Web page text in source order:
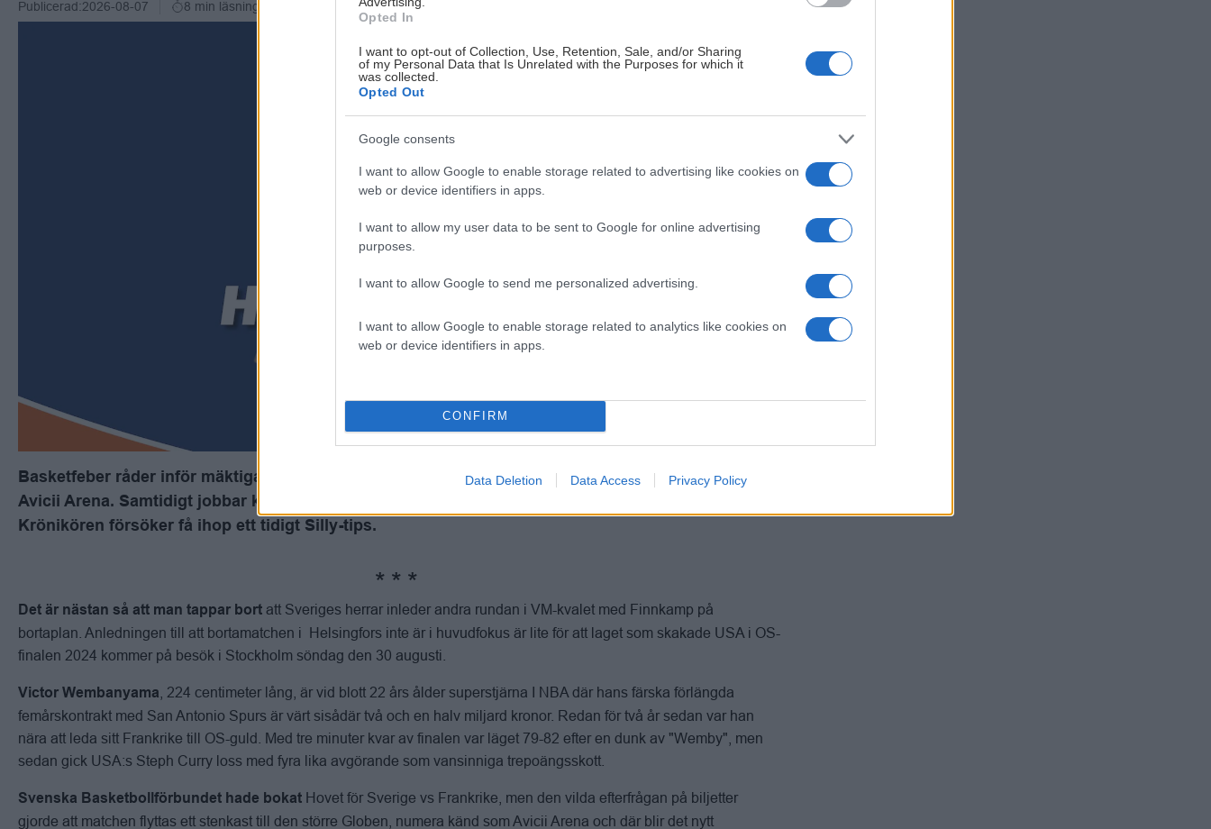
Opted In
I want to opt-out of Collection, Use, Retention, Sale, and/or Sharing
of my Personal Data that Is Unrelated with the Purposes for which it
was collected.
Opted Out
Google consents
I want to allow Google to enable storage related to advertising like cookies on
web or device identifiers in apps.
I want to allow my user data to be sent to Google for online advertising
purposes.
I want to allow Google to send me personalized advertising.
I want to allow Google to enable storage related to analytics like cookies on
web or device identifiers in apps.
CONFIRM
Data Deletion Data Access Privacy Policy
Publicerad:2026-08-07 8 min läsning
Basketfeber råder inför mäktiga VM-kvalet med såväl Finnkamp som OS-tvåan Frankrikes besök i
Avicii Arena. Samtidigt jobbar klubbarna i SBL för att fylla på de luckor som finns i trupperna.
Krönikören försöker få ihop ett tidigt Silly-tips.
Det är nästan så att man tappar bort att Sveriges herrar inleder andra rundan i VM-kvalet med Finnkamp på
bortaplan. Anledningen till att bortamatchen i Helsingfors inte är i huvudfokus är lite för att laget som skakade USA i OS-
finalen 2024 kommer på besök i Stockholm söndag den 30 augusti.
Victor Wembanyama
, 224 centimeter lång, är vid blott 22 års ålder superstjärna I NBA där hans färska förlängda
femårskontrakt med San Antonio Spurs är värt sisådär två och en halv miljard kronor. Redan för två år sedan var han
nära att leda sitt Frankrike till OS-guld. Med tre minuter kvar av finalen var läget 79-82 efter en dunk av "Wemby", men
sedan gick USA:s Steph Curry loss med fyra lika avgörande som vansinniga trepoängsskott.
Svenska Basketbollförbundet hade bokat Hovet för Sverige vs Frankrike, men den vilda efterfrågan på biljetter
gjorde att matchen flyttas ett stenkast till den större Globen, numera känd som Avicii Arena och där blir det nytt